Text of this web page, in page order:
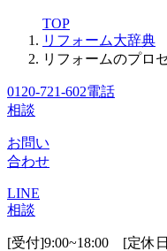
TOP
リフォーム大辞典
リフォームのプロ
0120-721-602電話
相談
お問い
合わせ
LINE
相談
[受付]9:00~18:00 [定休